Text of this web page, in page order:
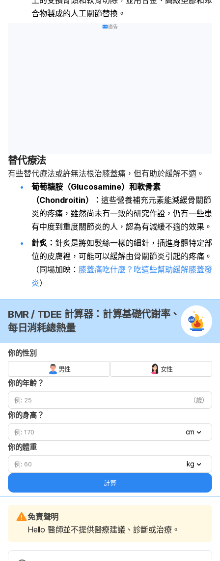
合物製成的人工關節替換。
廣告
替代療法
有些替代療法或許無法根治膝蓋痛，但有助於緩解不適。
葡萄糖胺（Glucosamine）和軟骨素
（Chondroitin）： 這些營養補充元素能減緩骨關節
炎的疼痛，雖然尚未有一致的研究作證，仍有一些患
有中度到重度關節炎的人，認為有減緩不適的效果。
針炙： 針炙是將如髮絲一樣的細針，插進身體特定部
位的皮膚裡，可能可以緩解由骨關節炎引起的疼痛。
（同場加映： 膝蓋痛吃什麼？吃這些幫助緩解膝蓋發
炎）
BMR / TDEE 計算器：計算基礎代謝率、
每日消耗總熱量
你的性別
男性 女性
你的年齡？
（歲）
你的身高？
cm
你的體重
kg
計算
免責聲明
Hello 醫師並不提供醫療建議、診斷或治療。